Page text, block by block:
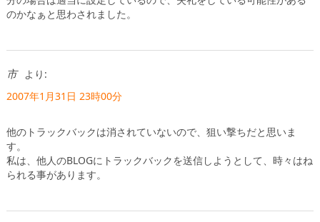
のかなぁと思わされました。
市
より:
2007年1月31日 23時00分
他のトラックバックは消されていないので、狙い撃ちだと思いま
す。
私は、他人のBLOGにトラックバックを送信しようとして、時々はね
られる事があります。